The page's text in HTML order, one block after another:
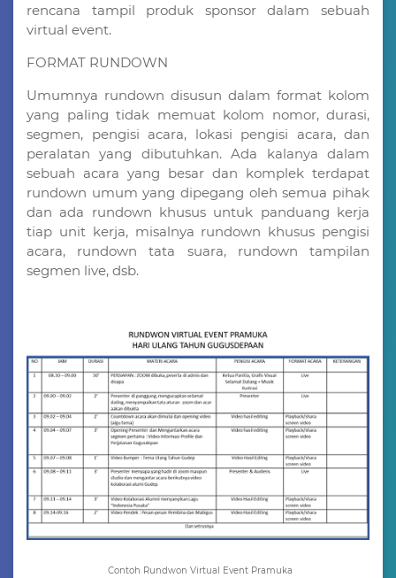
rencana tampil produk sponsor dalam sebuah
virtual event.
FORMAT RUNDOWN
Umumnya rundown disusun dalam format kolom
yang paling tidak memuat kolom nomor, durasi,
segmen, pengisi acara, lokasi pengisi acara, dan
peralatan yang dibutuhkan. Ada kalanya dalam
sebuah acara yang besar dan komplek terdapat
rundown umum yang dipegang oleh semua pihak
dan ada rundown khusus untuk panduang kerja
tiap unit kerja, misalnya rundown khusus pengisi
acara, rundown tata suara, rundown tampilan
segmen live, dsb.
Contoh Rundwon Virtual Event Pramuka